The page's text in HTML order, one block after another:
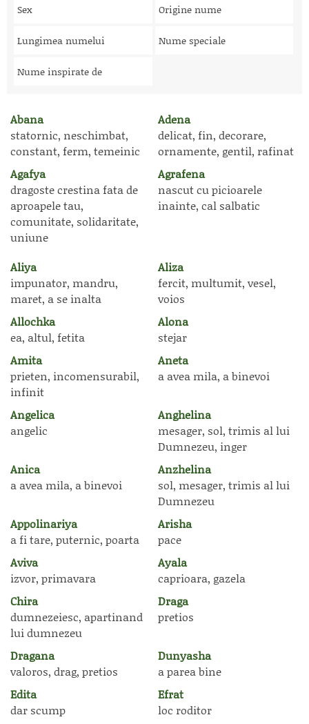
Sex Origine nume
Lungimea numelui Nume speciale
Nume inspirate de
Abana
statornic, neschimbat,
constant, ferm, temeinic
Adena
delicat, fin, decorare,
ornamente, gentil, rafinat
Agafya
dragoste crestina fata de
aproapele tau,
comunitate, solidaritate,
uniune
Agrafena
nascut cu picioarele
inainte, cal salbatic
Aliya
impunator, mandru,
maret, a se inalta
Aliza
fercit, multumit, vesel,
voios
Allochka
ea, altul, fetita
Alona
stejar
Amita
prieten, incomensurabil,
infinit
Aneta
a avea mila, a binevoi
Angelica
angelic
Anghelina
mesager, sol, trimis al lui
Dumnezeu, inger
Anica
a avea mila, a binevoi
Anzhelina
sol, mesager, trimis al lui
Dumnezeu
Appolinariya
a fi tare, puternic, poarta
Arisha
pace
Aviva
izvor, primavara
Ayala
caprioara, gazela
Chira
dumnezeiesc, apartinand
lui dumnezeu
Draga
pretios
Dragana
valoros, drag, pretios
Dunyasha
a parea bine
Edita
dar scump
Efrat
loc roditor